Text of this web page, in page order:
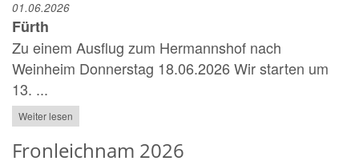
01.06.2026
Fürth
Zu einem Ausflug zum Hermannshof nach
Weinheim Donnerstag 18.06.2026 Wir starten um
13. ...
Weiter lesen
Fronleichnam 2026